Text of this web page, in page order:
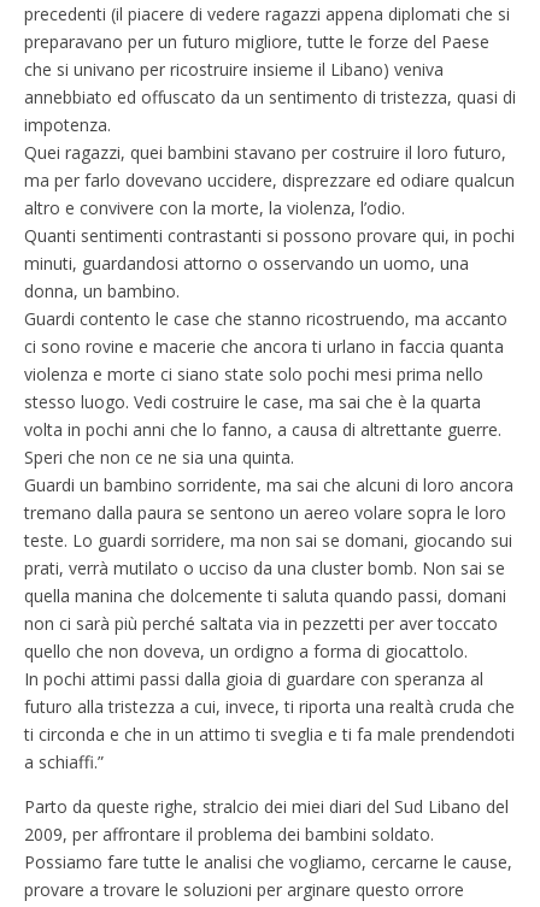
precedenti (il piacere di vedere ragazzi appena diplomati che si
preparavano per un futuro migliore, tutte le forze del Paese
che si univano per ricostruire insieme il Libano) veniva
annebbiato ed offuscato da un sentimento di tristezza, quasi di
impotenza.
Quei ragazzi, quei bambini stavano per costruire il loro futuro,
ma per farlo dovevano uccidere, disprezzare ed odiare qualcun
altro e convivere con la morte, la violenza, l’odio.
Quanti sentimenti contrastanti si possono provare qui, in pochi
minuti, guardandosi attorno o osservando un uomo, una
donna, un bambino.
Guardi contento le case che stanno ricostruendo, ma accanto
ci sono rovine e macerie che ancora ti urlano in faccia quanta
violenza e morte ci siano state solo pochi mesi prima nello
stesso luogo. Vedi costruire le case, ma sai che è la quarta
volta in pochi anni che lo fanno, a causa di altrettante guerre.
Speri che non ce ne sia una quinta.
Guardi un bambino sorridente, ma sai che alcuni di loro ancora
tremano dalla paura se sentono un aereo volare sopra le loro
teste. Lo guardi sorridere, ma non sai se domani, giocando sui
prati, verrà mutilato o ucciso da una cluster bomb. Non sai se
quella manina che dolcemente ti saluta quando passi, domani
non ci sarà più perché saltata via in pezzetti per aver toccato
quello che non doveva, un ordigno a forma di giocattolo.
In pochi attimi passi dalla gioia di guardare con speranza al
futuro alla tristezza a cui, invece, ti riporta una realtà cruda che
ti circonda e che in un attimo ti sveglia e ti fa male prendendoti
a schiaffi.”
Parto da queste righe, stralcio dei miei diari del Sud Libano del
2009, per affrontare il problema dei bambini soldato.
Possiamo fare tutte le analisi che vogliamo, cercarne le cause,
provare a trovare le soluzioni per arginare questo orrore